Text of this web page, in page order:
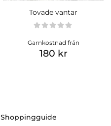
Tovade vantar
Garnkostnad från
180 kr
Shoppingguide